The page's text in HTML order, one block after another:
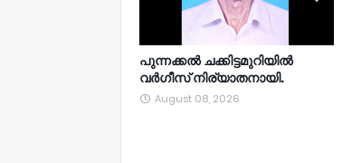
പുന്നക്കൽ ചക്കിട്ടമുറിയിൽ
വർഗീസ് നിര്യാതനായി.
August 08, 2026